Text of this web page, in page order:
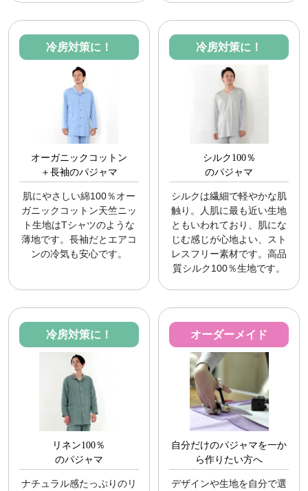
冷房対策に！
オーガニックコットン
＋長袖のパジャマ
肌にやさしい綿100％オー
ガニックコットン天竺ニッ
ト生地はTシャツのような
薄地です。長袖だとエアコ
ンの冷気も安心です。
冷房対策に！
シルク100％
のパジャマ
シルクは繊細で軽やかな肌
触り。人肌に最も近い生地
ともいわれており、肌にな
じむ感じが心地よい、スト
レスフリー素材です。高品
質シルク100％生地です。
冷房対策に！
リネン100％
のパジャマ
ナチュラル感たっぷりのリ
オーダーメイド
自分だけのパジャマを一か
ら作りたい方へ
デザインや生地を自分で選